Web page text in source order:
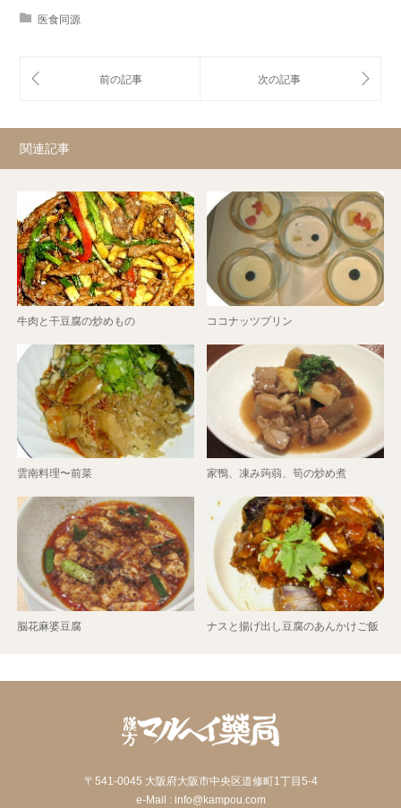
医食同源
関連記事
牛肉と干豆腐の炒めもの ココナッツプリン
雲南料理〜前菜 家鴨、凍み蒟蒻、筍の炒め煮
脳花麻婆豆腐 ナスと揚げ出し豆腐のあんかけご飯
〒541-0045 大阪府大阪市中央区道修町1丁目5-4
e-Mail : info@kampou.com